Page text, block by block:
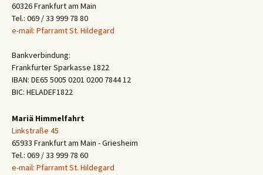
60326 Frankfurt am Main
Tel.: 069 / 33 999 78 80
e-mail: Pfarramt St. Hildegard
Bankverbindung:
Frankfurter Sparkasse 1822
IBAN: DE65 5005 0201 0200 7844 12
BIC: HELADEF1822
Mariä Himmelfahrt
Linkstraße 45
65933 Frankfurt am Main - Griesheim
Tel.: 069 / 33 999 78 60
e-mail: Pfarramt St. Hildegard